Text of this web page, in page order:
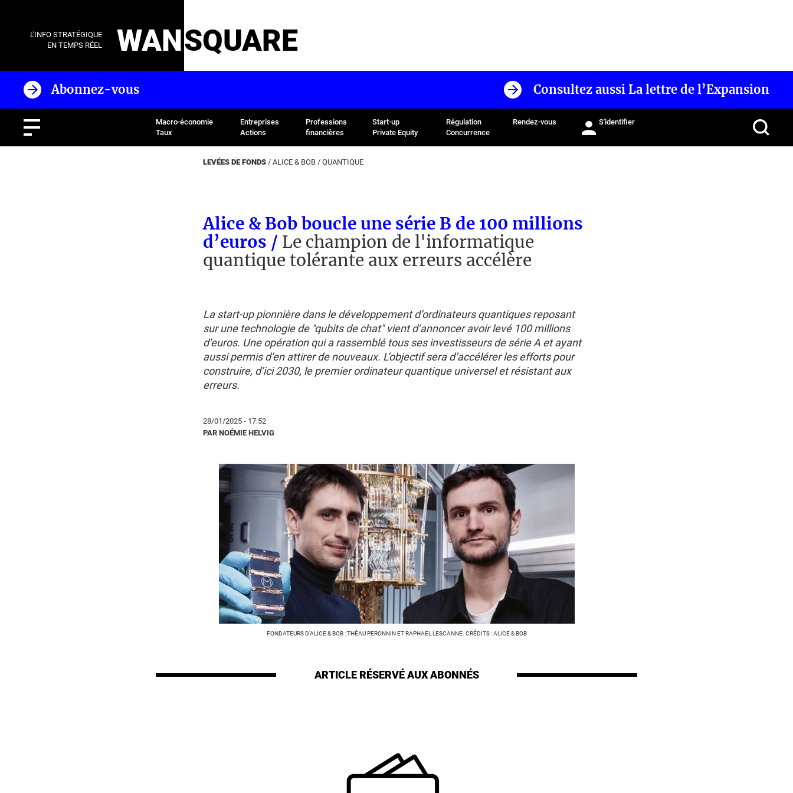
L'INFO STRATÉGIQUE
EN TEMPS RÉEL
WANSQUARE
Abonnez-vous Consultez aussi La lettre de l’Expansion
Macro-économie
Taux
Entreprises
Actions
Professions
financières
Start-up
Private Equity
Régulation
Concurrence
Rendez-vous S'identifier
LEVÉES DE FONDS / ALICE & BOB / QUANTIQUE
Alice & Bob boucle une série B de 100 millions
d’euros / Le champion de l'informatique
quantique tolérante aux erreurs accélère
La start-up pionnière dans le développement d’ordinateurs quantiques reposant
sur une technologie de "qubits de chat" vient d’annoncer avoir levé 100 millions
d’euros. Une opération qui a rassemblé tous ses investisseurs de série A et ayant
aussi permis d’en attirer de nouveaux. L’objectif sera d’accélérer les efforts pour
construire, d’ici 2030, le premier ordinateur quantique universel et résistant aux
erreurs.
28/01/2025 - 17:52
PAR NOÉMIE HELVIG
FONDATEURS D'ALICE & BOB : THÉAU PERONNIN ET RAPHAEL LESCANNE. CRÉDITS : ALICE & BOB
ARTICLE RÉSERVÉAUX ABONNÉS